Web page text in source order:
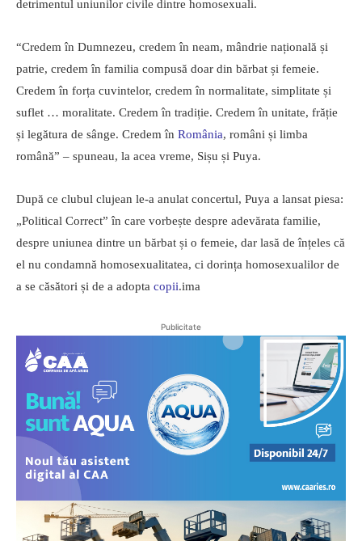
detrimentul uniunilor civile dintre homosexuali.
“Credem în Dumnezeu, credem în neam, mândrie națională și
patrie, credem în familia compusă doar din bărbat și femeie.
Credem în forța cuvintelor, credem în normalitate, simplitate și
suflet … moralitate. Credem în tradiție. Credem în unitate, frăție
și legătura de sânge. Credem în România, români și limba
română” – spuneau, la acea vreme, Sișu și Puya.
După ce clubul clujean le-a anulat concertul, Puya a lansat piesa:
„Political Correct” în care vorbește despre adevărata familie,
despre uniunea dintre un bărbat și o femeie, dar lasă de înțeles că
el nu condamnă homosexualitatea, ci dorința homosexualilor de
a se căsători și de a adopta copii.ima
Publicitate